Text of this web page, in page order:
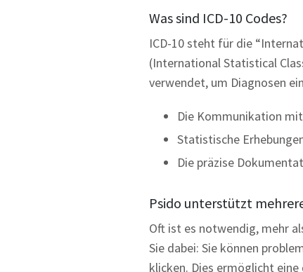
Was sind ICD-10 Codes?
ICD-10 steht für die
(International Statistical
verwendet, um Diagnosen
Die Kommunikation
Statistische
Die präzise
Psido unterstützt
Oft ist es notwendig, mehr
Sie dabei: Sie können
klicken. Dies ermöglicht